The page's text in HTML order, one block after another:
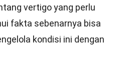
vertigo yang perlu
fakta sebenarnya bisa
kondisi ini dengan